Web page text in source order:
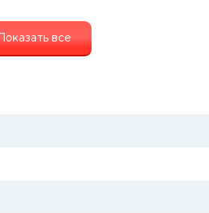
Показать все